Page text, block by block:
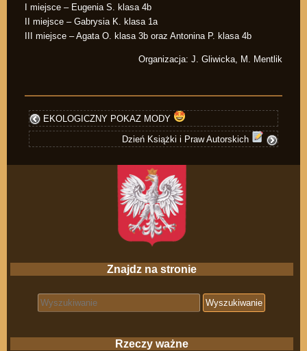
I miejsce – Eugenia S. klasa 4b
II miejsce – Gabrysia K. klasa 1a
III miejsce – Agata O. klasa 3b oraz Antonina P. klasa 4b
Organizacja: J. Gliwicka, M. Mentlik
EKOLOGICZNY POKAZ MODY
Dzień Książki i Praw Autorskich
Znajdz na stronie
Search for:
Rzeczy ważne